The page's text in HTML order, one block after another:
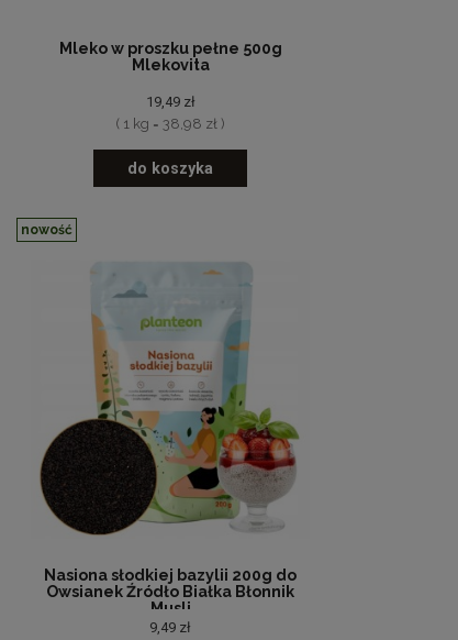
Mleko w proszku pełne 500g
Mlekovita
19,49 zł
( 1 kg = 38,98 zł )
do koszyka
Nasiona słodkiej bazylii 200g do
Owsianek Źródło Białka Błonnik
Musli
9,49 zł
nowość